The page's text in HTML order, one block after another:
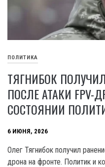
ПОЛИТИКА
ТЯГНИБОК
ПОСЛЕ АТАКИ FPV-
СОСТОЯНИИ
6 ИЮНЯ, 2026
Олег Тягнибок получил
дрона на фронте. Политик и